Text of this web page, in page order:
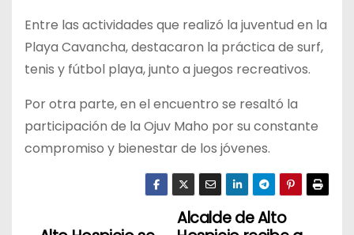
Entre las actividades que realizó la juventud en la
Playa Cavancha, destacaron la práctica de surf,
tenis y fútbol playa, junto a juegos recreativos.
Por otra parte, en el encuentro se resaltó la
participación de la Ojuv Maho por su constante
compromiso y bienestar de los jóvenes.
Alcalde de Alto